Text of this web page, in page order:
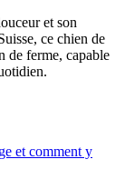
et son
ce chien de
de ferme, capable
et comment y